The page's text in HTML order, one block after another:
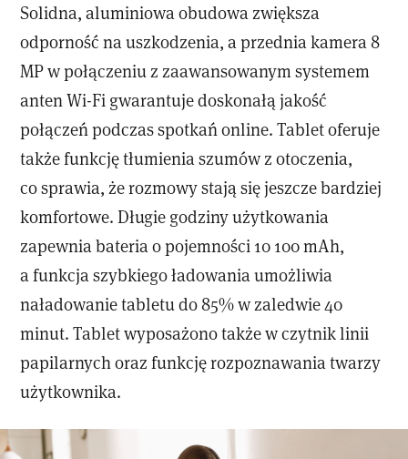
Solidna, aluminiowa obudowa zwiększa
odporność na uszkodzenia, a przednia kamera 8
MP w połączeniu z zaawansowanym systemem
anten Wi-Fi gwarantuje doskonałą jakość
połączeń podczas spotkań online. Tablet oferuje
także funkcję tłumienia szumów z otoczenia,
co sprawia, że rozmowy stają się jeszcze bardziej
komfortowe. Długie godziny użytkowania
zapewnia bateria o pojemności 10 100 mAh,
a funkcja szybkiego ładowania umożliwia
naładowanie tabletu do 85% w zaledwie 40
minut. Tablet wyposażono także w czytnik linii
papilarnych oraz funkcję rozpoznawania twarzy
użytkownika.